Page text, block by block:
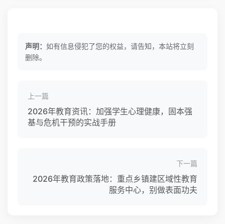
声明： 如有信息侵犯了您的权益，请告知，本站将立刻
删除。
上一篇
2026年教育资讯：加强学生心理健康，固本强
基与危机干预的实战手册
下一篇
2026年教育政策落地：重点乡镇建区域性教育
服务中心，别做表面功夫